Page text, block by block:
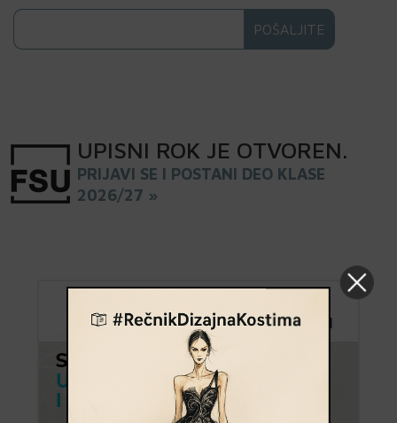
UPISNI ROK JE OTVOREN.
PRIJAVI SE I POSTANI DEO KLASE
2026/27 »